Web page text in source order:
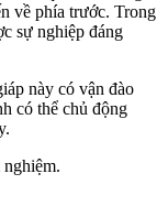
về phía trước. Trong
sự nghiệp đáng
này có vận đào
có thể chủ động